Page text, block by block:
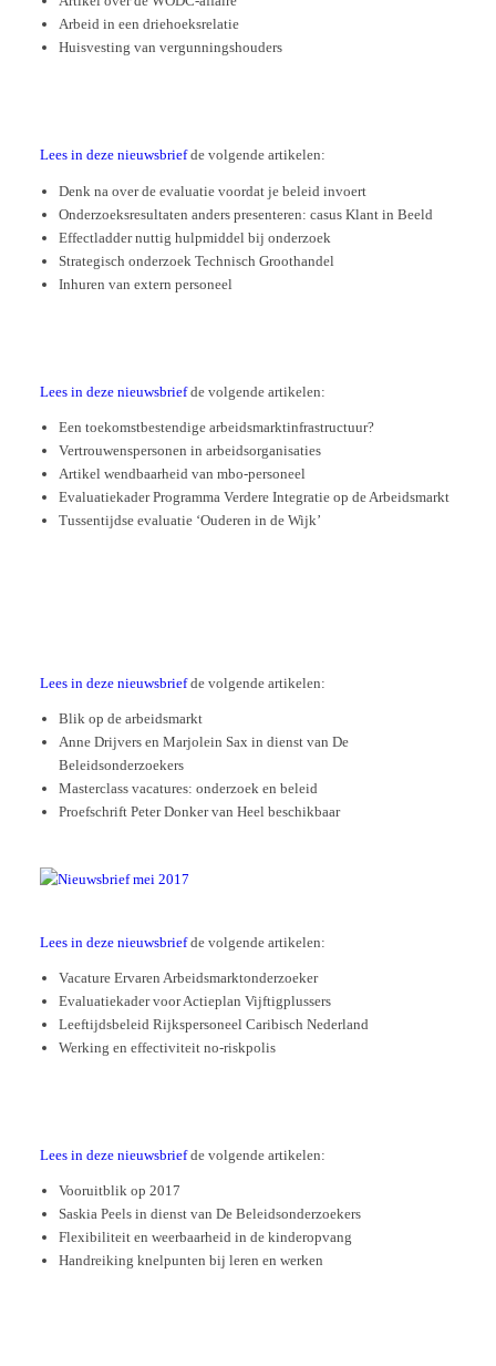
Arbeid in een driehoeksrelatie
Huisvesting van vergunningshouders
Lees in deze nieuwsbriefde volgende artikelen:
Denk na over de evaluatie voordat je beleid invoert
Onderzoeks­resultaten anders presenteren: casus Klant in Beeld
Effectladder nuttig hulpmiddel bij onderzoek
Strategisch onderzoek Technisch Groothandel
Inhuren van extern personeel
Lees in deze nieuwsbriefde volgende artikelen:
Een toekomst­bestendige arbeidsmarkt­infrastructuur?
Vertrouwenspersonen in arbeids­organisaties
Artikel wendbaarheid van mbo-personeel
Evaluatiekader Programma Verdere Integratie op de Arbeidsmarkt
Tussentijdse evaluatie ‘Ouderen in de Wijk’
Lees in deze nieuwsbriefde volgende artikelen:
Blik op de arbeidsmarkt
Anne Drijvers en Marjolein Sax in dienst van De
Beleidsonderzoekers
Masterclass vacatures: onderzoek en beleid
Proefschrift Peter Donker van Heel beschikbaar
Lees in deze nieuwsbriefde volgende artikelen:
Vacature Ervaren Arbeidsmarkt­onderzoeker
Evaluatiekader voor Actieplan Vijftigplussers
Leeftijdsbeleid Rijkspersoneel Caribisch Nederland
Werking en effectiviteit no-riskpolis
Lees in deze nieuwsbriefde volgende artikelen:
Vooruitblik op 2017
Saskia Peels in dienst van De Beleidsonderzoekers
Flexibiliteit en weerbaarheid in de kinderopvang
Handreiking knelpunten bij leren en werken